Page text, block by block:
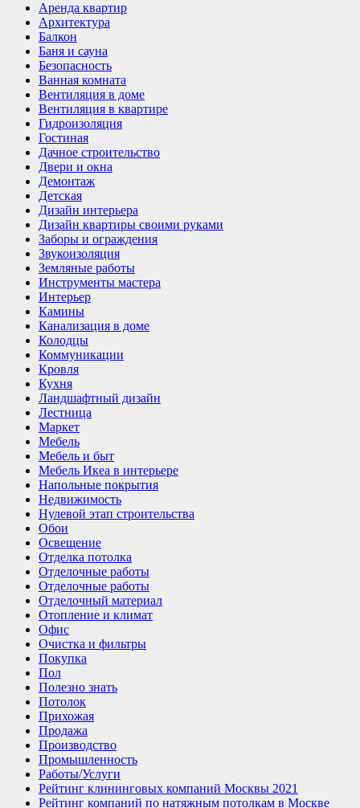
Аренда квартир
Архитектура
Балкон
Баня и сауна
Безопасность
Ванная комната
Вентиляция в доме
Вентиляция в квартире
Гидроизоляция
Гостиная
Дачное строительство
Двери и окна
Демонтаж
Детская
Дизайн интерьера
Дизайн квартиры своими руками
Заборы и ограждения
Звукоизоляция
Земляные работы
Инструменты мастера
Интерьер
Камины
Канализация в доме
Колодцы
Коммуникации
Кровля
Кухня
Ландшафтный дизайн
Лестница
Маркет
Мебель
Мебель и быт
Мебель Икеа в интерьере
Напольные покрытия
Недвижимость
Нулевой этап строительства
Обои
Освещение
Отделка потолка
Отделочные работы
Отделочные работы
Отделочный материал
Отопление и климат
Офис
Очистка и фильтры
Покупка
Пол
Полезно знать
Потолок
Прихожая
Продажа
Производство
Промышленность
Работы/Услуги
Рейтинг клининговых компаний Москвы 2021
Рейтинг компаний по натяжным потолкам в Москве